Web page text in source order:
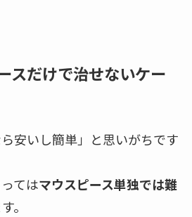
スだけで治せないケー
ら安いし簡単」と思いがちです
てはマウスピース単独では難
。